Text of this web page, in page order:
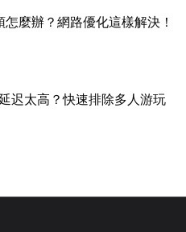
麼辦？網路優化這樣解決！
迟太高？快速排除多人游玩